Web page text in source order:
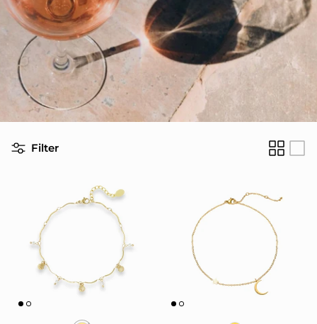
Filter